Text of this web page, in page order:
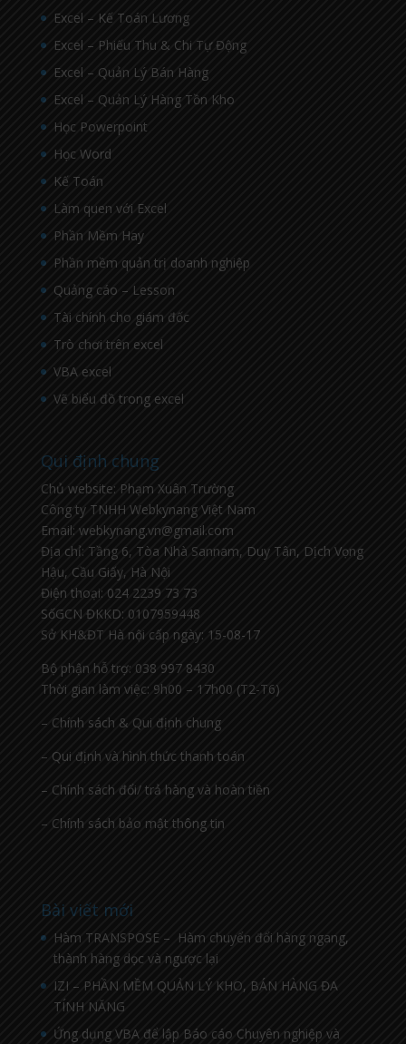
Excel – Kế Toán Lương
Excel – Phiếu Thu & Chi Tự Động
Excel – Quản Lý Bán Hàng
Excel – Quản Lý Hàng Tồn Kho
Học Powerpoint
Học Word
Kế Toán
Làm quen với Excel
Phần Mềm Hay
Phần mềm quản trị doanh nghiệp
Quảng cáo – Lesson
Tài chính cho giám đốc
Trò chơi trên excel
VBA excel
Vẽ biểu đồ trong excel
Qui định chung
Chủ website: Phạm Xuân Trường
Công ty TNHH Webkynang Việt Nam
Email: webkynang.vn@gmail.com
Địa chỉ: Tầng 6, Tòa Nhà Sannam, Duy Tân, Dịch Vọng
Hậu, Cầu Giấy, Hà Nội
Điện thoại: 024 2239 73 73
SốGCN ĐKKD: 0107959448
Sở KH&ĐT Hà nội cấp ngày: 15-08-17
Bộ phận hỗ trợ: 038 997 8430
Thời gian làm việc: 9h00 – 17h00 (T2-T6)
– Chính sách & Qui định chung
– Qui định và hình thức thanh toán
– Chính sách đổi/ trả hàng và hoàn tiền
– Chính sách bảo mật thông tin
Bài viết mới
Hàm TRANSPOSE – Hàm chuyển đổi hàng ngang,
thành hàng dọc và ngược lại
IZI – PHẦN MỀM QUẢN LÝ KHO, BÁN HÀNG ĐA
TÍNH NĂNG
Ứng dụng VBA để lập Báo cáo Chuyên nghiệp và